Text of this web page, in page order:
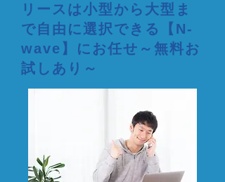
リースは小型から大型ま
で自由に選択できる【N-
wave】にお任せ～無料お
試しあり～